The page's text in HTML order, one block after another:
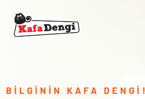
BİLGİNİN KAFA DENGİ!